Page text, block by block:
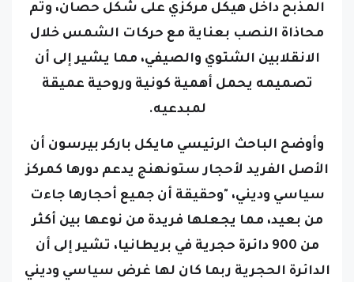
محاذاة النصب بعناية مع حركات الشمس خلال
الانقلابين الشتوي والصيفي، مما يشير إلى أن
تصميمه يحمل أهمية كونية وروحية عميقة
لمبدعيه.
وأوضح الباحث الرئيسي مايكل باركر بيرسون أن
الأصل الفريد لأحجار ستونهنج يدعم دورها كمركز
سياسي وديني، "وحقيقة أن جميع أحجارها جاءت
من بعيد، مما يجعلها فريدة من نوعها بين أكثر
من 900 دائرة حجرية في بريطانيا، تشير إلى أن
الدائرة الحجرية ربما كان لها غرض سياسي وديني
- كنصب تذكاري لتوحيد شعوب بريطانيا،